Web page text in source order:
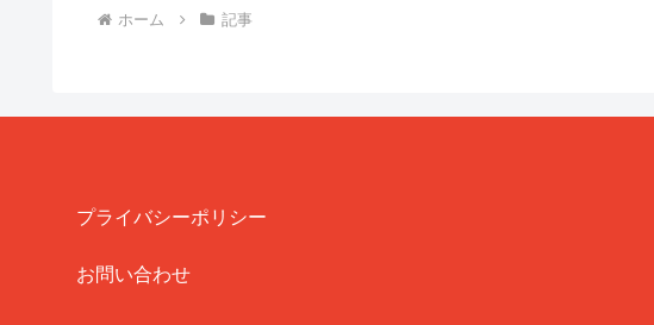
ホーム 記事
プライバシーポリシー
お問い合わせ